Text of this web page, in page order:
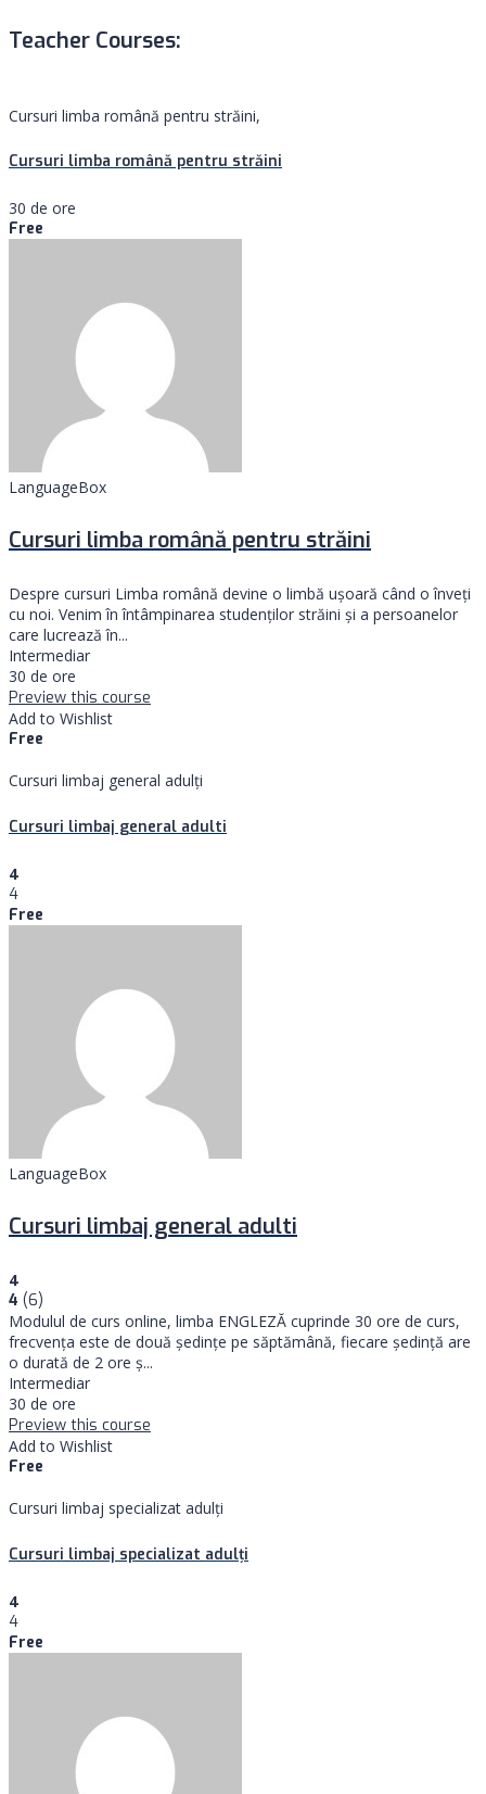
Teacher Courses:
Cursuri limba română pentru străini,
Cursuri limba română pentru străini
30 de ore
Free
LanguageBox
Cursuri limba română pentru străini
Despre cursuri Limba română devine o limbă ușoară când o înveți
cu noi. Venim în întâmpinarea studenților străini și a persoanelor
care lucrează în...
Intermediar
30 de ore
Preview this course
Add to Wishlist
Free
Cursuri limbaj general adulți
Cursuri limbaj general adulti
4
4
Free
LanguageBox
Cursuri limbaj general adulti
4
4 (6)
Modulul de curs online, limba ENGLEZĂ cuprinde 30 ore de curs,
frecvența este de două ședințe pe săptămână, fiecare ședință are
o durată de 2 ore ş...
Intermediar
30 de ore
Preview this course
Add to Wishlist
Free
Cursuri limbaj specializat adulţi
Cursuri limbaj specializat adulţi
4
4
Free